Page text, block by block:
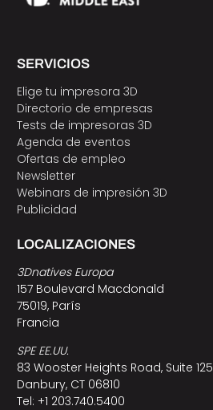
SERVICIOS
Elige tu impresora 3D
Directorio de empresas
Tests de impresoras 3D
Agenda de eventos
Ofertas de empleo
Newsletter
Webinars de impresión 3D
Publicidad
LOCALIZACIONES
3Dnatives Europa
157 Boulevard Macdonald
75019, París
Francia
SPE EE.UU.
83 Wooster Heights Road, Suite 125
Danbury, CT 06810
Tel: +1 203.740.5400